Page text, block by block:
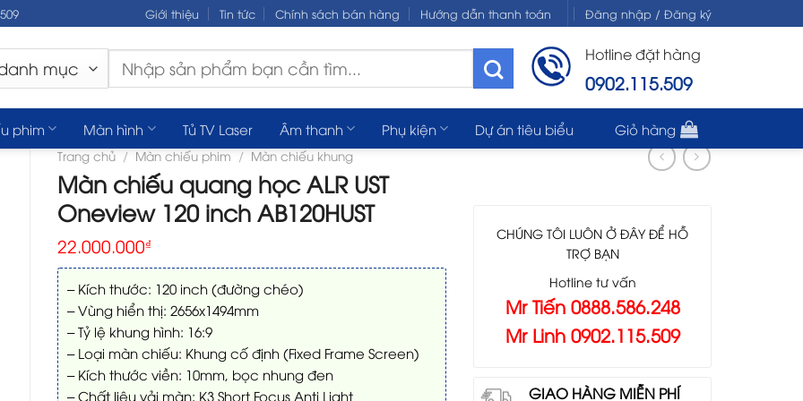
Giới thiệu Tin tức Chính sách bán hàng Hướng dẫn thanh toán Đăng nhập / Đăng ký
Tìm
kiếm:
Hotline đặt hàng
0902.115.509
phim Màn hình Tủ TV Laser Âm thanh Phụ kiện Dự án tiêu biểu Giỏ hàng
Trang chủ / Màn chiếu phim / Màn chiếu khung
Màn chiếu quang học ALR UST
Oneview 120 inch AB120HUST
22.000.000₫
– Kích thước: 120 inch (đường chéo)
– Vùng hiển thị: 2656x1494mm
– Tỷ lệ khung hình: 16:9
– Loại màn chiếu: Khung cố định (Fixed Frame Screen)
– Kích thước viền: 10mm, bọc nhung đen
– Chất liệu vải màn: K3 Short Focus Anti Light
CHÚNG TÔI LUÔN Ở ĐÂY ĐỂ HỖ
TRỢ BẠN
Hotline tư vấn
Mr Tiến 0888.586.248
Mr Linh 0902.115.509
GIAO HÀNG MIỄN PHÍ